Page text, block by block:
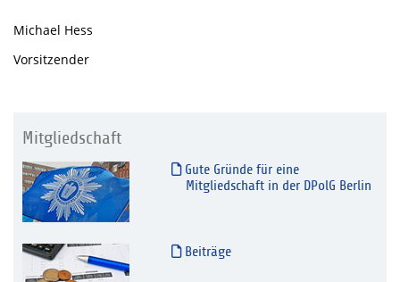
Michael Hess
Vorsitzender
Mitgliedschaft
Gute Gründe für eine
Mitgliedschaft in der DPolG Berlin
Beiträge